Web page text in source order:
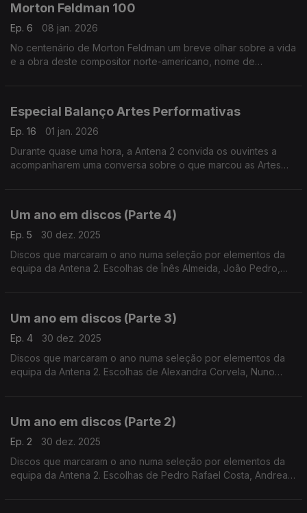
Morton Feldman 100
Ep. 6
08 jan. 2026
No centenário de Morton Feldman um breve olhar sobre a vida
e a obra deste compositor norte-americano, nome de
Especial Balanço Artes Performativas
Ep. 16
01 jan. 2026
Durante quase uma hora, a Antena 2 convida os ouvintes a
acompanharem uma conversa sobre o que marcou as Artes
Um ano em discos (Parte 4)
Ep. 5
30 dez. 2025
Discos que marcaram o ano numa seleção por elementos da
equipa da Antena 2. Escolhas de Înês Almeida, João Pedro,
Um ano em discos (Parte 3)
Ep. 4
30 dez. 2025
Discos que marcaram o ano numa seleção por elementos da
equipa da Antena 2. Escolhas de Alexandra Corvela, Nuno
Um ano em discos (Parte 2)
Ep. 2
30 dez. 2025
Discos que marcaram o ano numa seleção por elementos da
equipa da Antena 2. Escolhas de Pedro Rafael Costa, Andrea